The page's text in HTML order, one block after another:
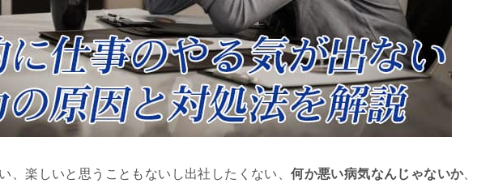
、楽しいと思うこともないし出社したくない、何か悪い病気なんじゃないか、